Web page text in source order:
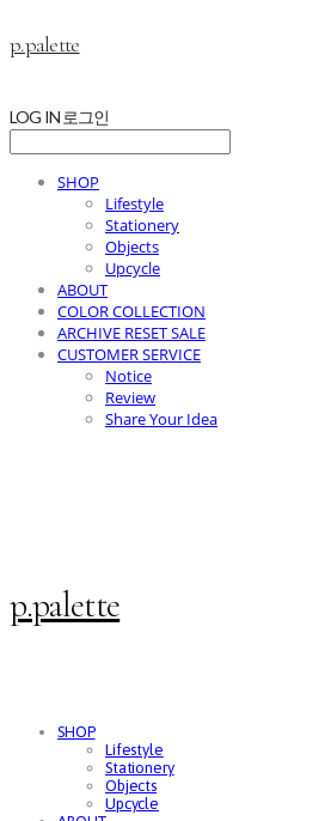
p.palette
LOG IN 로그인
SHOP
Lifestyle
Stationery
Objects
Upcycle
ABOUT
COLOR COLLECTION
ARCHIVE RESET SALE
CUSTOMER SERVICE
Notice
Review
Share Your Idea
p.palette
SHOP
Lifestyle
Stationery
Objects
Upcycle